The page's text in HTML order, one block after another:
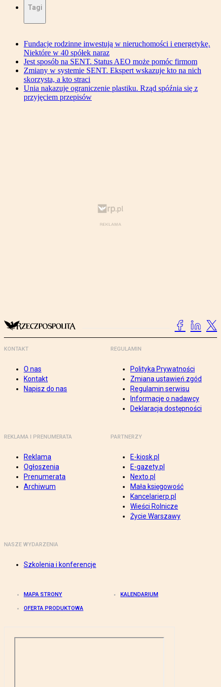
Tagi
Fundacje rodzinne inwestują w nieruchomości i energetykę.
Niektóre w 40 spółek naraz
Jest sposób na SENT. Status AEO może pomóc firmom
Zmiany w systemie SENT. Ekspert wskazuje kto na nich
skorzysta, a kto straci
Unia nakazuje ograniczenie plastiku. Rząd spóźnia się z
przyjęciem przepisów
KONTAKT
O nas
Kontakt
Napisz do nas
REGULAMIN
Polityka Prywatności
Zmiana ustawień zgód
Regulamin serwisu
Informacje o nadawcy
Deklaracja dostępności
REKLAMA I PRENUMERATA
Reklama
Ogłoszenia
Prenumerata
Archiwum
PARTNERZY
E-kiosk.pl
E-gazety.pl
Nexto.pl
Mała księgowość
Kancelarierp.pl
Wieści Rolnicze
Życie Warszawy
NASZE WYDARZENIA
Szkolenia i konferencje
MAPA STRONY KALENDARIUM
OFERTA PRODUKTOWA